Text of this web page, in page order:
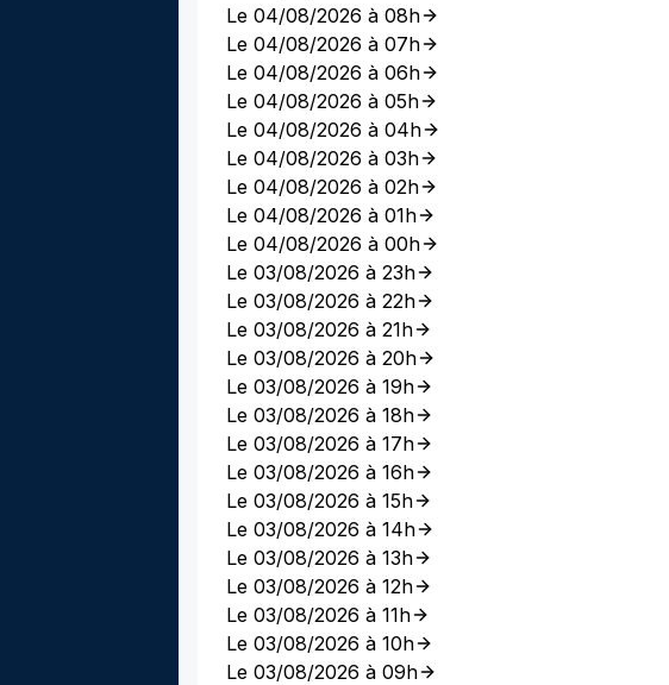
Le 04/08/2026 à 08h
Le 04/08/2026 à 07h
Le 04/08/2026 à 06h
Le 04/08/2026 à 05h
Le 04/08/2026 à 04h
Le 04/08/2026 à 03h
Le 04/08/2026 à 02h
Le 04/08/2026 à 01h
Le 04/08/2026 à 00h
Le 03/08/2026 à 23h
Le 03/08/2026 à 22h
Le 03/08/2026 à 21h
Le 03/08/2026 à 20h
Le 03/08/2026 à 19h
Le 03/08/2026 à 18h
Le 03/08/2026 à 17h
Le 03/08/2026 à 16h
Le 03/08/2026 à 15h
Le 03/08/2026 à 14h
Le 03/08/2026 à 13h
Le 03/08/2026 à 12h
Le 03/08/2026 à 11h
Le 03/08/2026 à 10h
Le 03/08/2026 à 09h